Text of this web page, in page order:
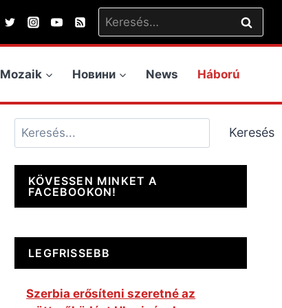
Keresés:
Mozaik Новини News Háború
Keresés Keresés
KÖVESSEN MINKET A
FACEBOOKON!
LEGFRISSEBB
Szerbia erősíteni szeretné az